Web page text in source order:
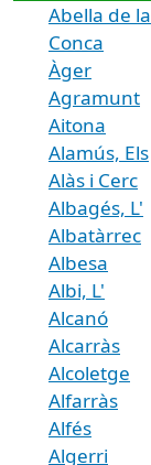
Abella de la
Conca
Àger
Agramunt
Aitona
Alamús, Els
Alàs i Cerc
Albagés, L'
Albatàrrec
Albesa
Albi, L'
Alcanó
Alcarràs
Alcoletge
Alfarràs
Alfés
Algerri